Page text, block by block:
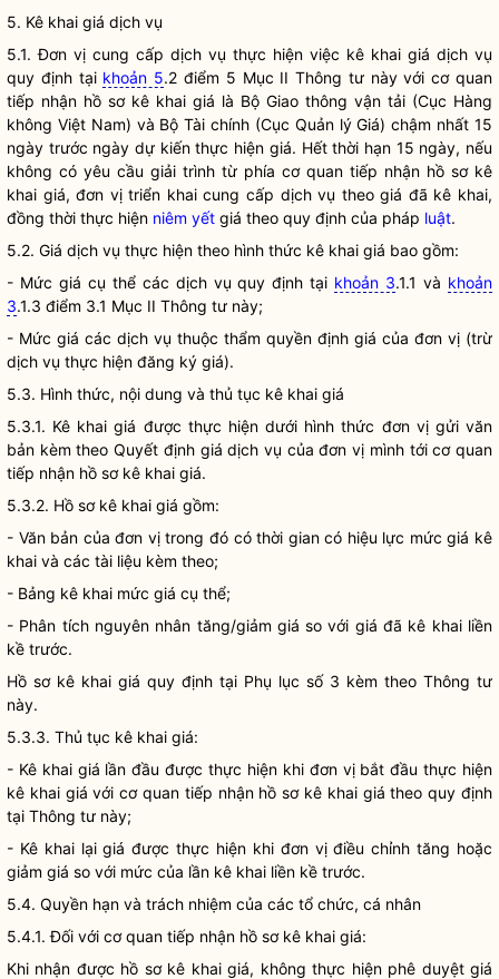
5. Kê khai giá dịch vụ
5.1. Đơn vị cung cấp dịch vụ thực hiện việc kê khai giá dịch vụ
quy định tại khoản 5.2 điểm 5 Mục II Thông tư này với cơ quan
tiếp nhận hồ sơ kê khai giá là Bộ Giao thông vận tải (Cục Hàng
không Việt Nam) và Bộ Tài chính (Cục Quản lýGiá) chậm nhất 15
ngày trước ngày dự kiến thực hiện giá. Hết thời hạn 15 ngày, nếu
không có yêu cầu giải trình từ phía cơ quan tiếp nhận hồ sơ kê
khai giá, đơn vị triển khai cung cấp dịch vụ theogiá đã kê khai,
đồng thời thực hiện niêm yết giá theo quy định của pháp luật.
5.2. Giá dịch vụ thực hiện theo hình thức kê khai giá bao gồm:
- Mức giá cụ thể các dịch vụ quy định tại khoản 3.1.1 và khoản
3.1.3 điểm 3.1 Mục II Thông tư này;
- Mức giá các dịch vụ thuộc thẩm quyền định giá của đơn vị (trừ
dịch vụ thực hiện đăng ký giá).
5.3. Hình thức, nội dung và thủ tục kê khai giá
5.3.1. Kê khaigiá được thực hiện dưới hình thức đơn vị gửi văn
bản kèm theo Quyết định giá dịch vụ của đơn vị mình tới cơ quan
tiếp nhận hồ sơ kê khai giá.
5.3.2. Hồ sơ kê khai giá gồm:
- Văn bản của đơn vị trong đó có thời gian có hiệu lực mứcgiá kê
khai và các tài liệu kèm theo;
- Bảng kê khai mức giá cụ thể;
- Phân tích nguyên nhân tăng/giảm giá so với giá đã kê khai liền
kề trước.
Hồ sơ kê khai giá quy định tại Phụ lục số 3 kèm theo Thông tư
này.
5.3.3. Thủ tục kê khai giá:
- Kê khai giá lần đầu được thực hiện khi đơn vị bắt đầu thực hiện
kê khai giá với cơ quan tiếp nhận hồ sơ kê khai giá theo quy định
tại Thông tư này;
- Kê khai lại giá được thực hiện khi đơn vị điều chỉnh tăng hoặc
giảm giá so với mức của lần kê khai liền kề trước.
5.4. Quyền hạn và trách nhiệm của các tổ chức, cá nhân
5.4.1. Đối với cơ quan tiếp nhận hồ sơ kê khai giá:
Khi nhận được hồ sơ kê khaigiá, không thực hiện phê duyệtgiá